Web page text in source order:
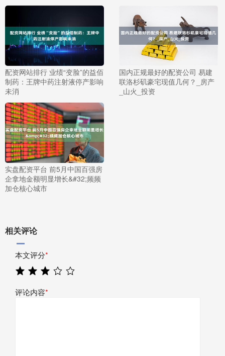
配资网站排行 业绩“变脸”的益佰
制药：王牌中药注射液停产影响
未消
国内正规最好的配资公司 易建
联洛杉矶豪宅现值几何？_房产
_山火_投资
实盘配资平台 前5月中国百强房
企拿地金额明显增长&#32;频频
加仓核心城市
相关评论
本文评分*
评论内容*